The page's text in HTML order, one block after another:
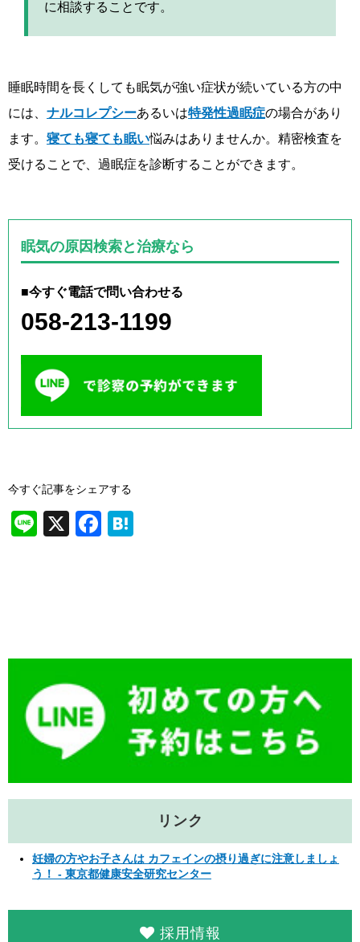
に相談することです。
睡眠時間を長くしても眠気が強い症状が続いている方の中
には、 ナルコレプシーあるいは特発性過眠症の場合があり
ます。 寝ても寝ても眠い悩みはありませんか。精密検査を
受けることで、過眠症を診断することができます。
眠気の原因検索と治療なら
■今すぐ電話で問い合わせる
058-213-1199
今すぐ記事をシェアする
Li X
F
o
k
リンク
妊婦の方やお子さんは カフェインの摂り過ぎに注意しましょ
う！ - 東京都健康安全研究センター
採用情報